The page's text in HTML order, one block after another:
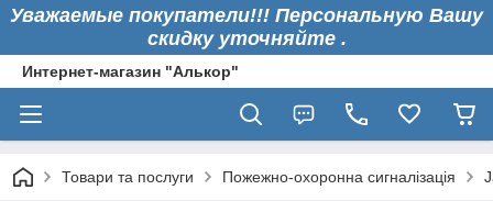
Уважаемые покупатели!!! Персональную Вашу
скидку уточняйте .
Интернет-магазин "Алькор"
Товари та послуги Пожежно-охоронна сигналізація